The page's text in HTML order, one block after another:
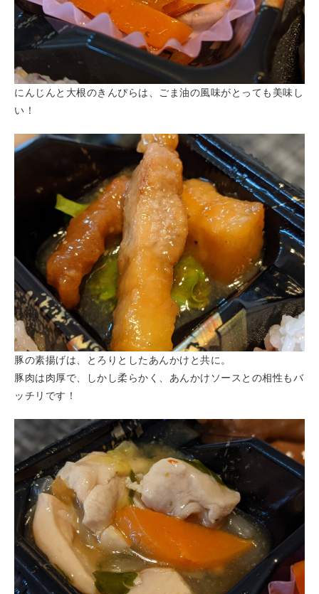
にんじんと大根のきんぴらは、ごま油の風味がとっても美味し
い！
豚の素揚げは、とろりとしたあんかけと共に。
豚肉は肉厚で、しかし柔らかく、あんかけソースとの相性もバ
ッチリです！